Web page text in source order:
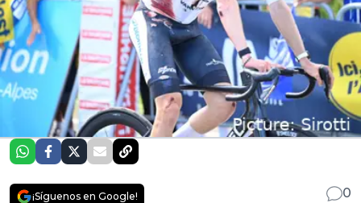
¡Síguenos en Google!
0